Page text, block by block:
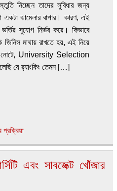
নিচ্ছেন তাদের সুবিধার জন্য
একটা ঝামেলার বাপার। কারণ, এই
সুযোগ নির্ভর করে। কিভাবে
জিনিস মাথায় রাখতে হয়, এই নিয়ে
নোটে, University Selection
যে র‍্যাংকিং তেমন […]
প্রক্রিয়া
এবং সাবজেক্ট খোঁজার